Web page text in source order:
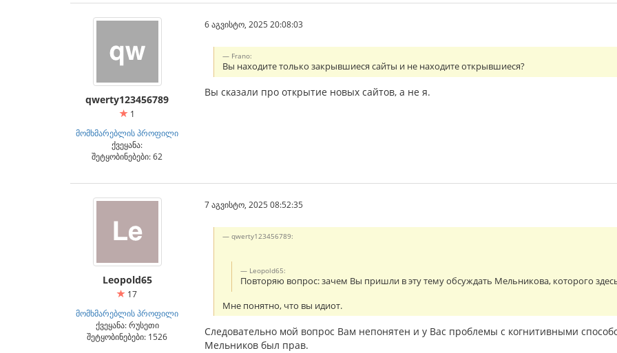
qwerty123456789
1
მომხმარებლის პროფილი
ქვეყანა:
შეტყობინებები: 62
6 აგვისტო, 2025 20:08:03
Frano:
Вы находите только закрывшиеся сайты и не находите открывшиеся?
Вы сказали про открытие новых сайтов, а не я.
Leopold65
17
მომხმარებლის პროფილი
ქვეყანა: რუსეთი
შეტყობინებები: 1526
7 აგვისტო, 2025 08:52:35
qwerty123456789:
Leopold65:
Повторяю вопрос: зачем Вы пришли в эту тему обсуждать Мельникова, которого
Мне понятно, что вы идиот.
Следовательно мой вопрос Вам непонятен и у Вас проблемы с когнитивными
Мельников был прав.